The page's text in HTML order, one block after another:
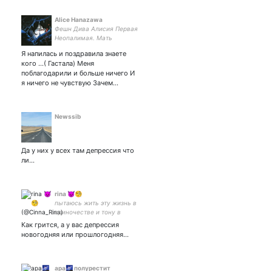
Alice Hanazawa
Фешн Дива Алисия Первая
Неопалимая. Мать
Повелительница Мешков с
Картошкой,
разрушительница
Стереотипов моды И мать
Я напилась и поздравила знаете
кого ...( Гастала) Меня
поблагодарили и больше ничего И
я ничего не чувствую Зачем…
Newssib
Да у них у всех там депрессия что
ли...
rina 😈🧐
пытаюсь жить эту жизнь в
одиночестве и тону в
Как грится, а у вас депрессия
новогодняя или прошлогодняя...
ара🌌 полурестит